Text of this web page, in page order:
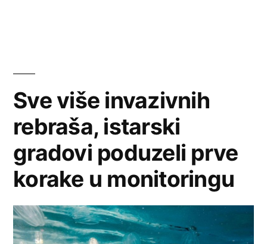
Sve više invazivnih
rebraša, istarski
gradovi poduzeli prve
korake u monitoringu